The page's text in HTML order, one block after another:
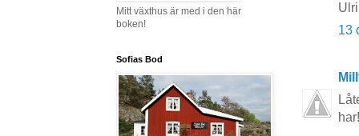
13
har!
Mitt växthus är med i den här
boken!
Sofias Bod